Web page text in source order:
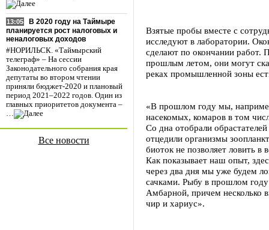
13:05
В 2020 году на Таймыре
планируется рост налоговых и
неналоговых доходов
#НОРИЛЬСК. «Таймырский
телеграф» – На сессии
Законодательного собрания края
депутаты во втором чтении
приняли бюджет-2020 и плановый
период 2021–2022 годов. Один из
главных приоритетов документа –
…
Все новости
Взятые пробы вместе с
исследуют в лаборатории.
сделают по окончании работ.
прошлым летом, они могут
реках промышленной зоны
«В прошлом году мы,
насекомых, комаров в том
Со дна отобрали
отцедили организмы
биоток не позволяет ловить
Как показывает наш опыт,
через два дня мы уже будем
сачками. Рыбу в прошлом
Амбарной, причем несколько
чир и хариус».